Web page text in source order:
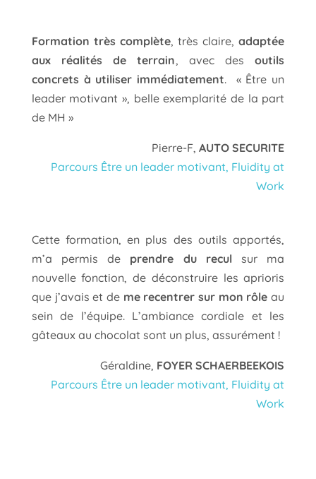
Formation très complète, très claire,adaptée
aux réalités de terrain, avec desoutils
concrets à utiliser immédiatement. « Être un
leader motivant », belle exemplarité de la part
de MH »
Pierre-F,AUTO SECURITE
Parcours Être un leader motivant, Fluidity at
Work
Cette formation, en plus des outils apportés,
m’a permis de prendre du reculsur ma
nouvelle fonction, de déconstruire les aprioris
que j’avais et de me recentrer sur mon rôle au
sein de l’équipe. L’ambiance cordiale et les
gâteaux au chocolat sont un plus, assurément !
Géraldine, FOYER SCHAERBEEKOIS
Parcours Être un leader motivant, Fluidity at
Work